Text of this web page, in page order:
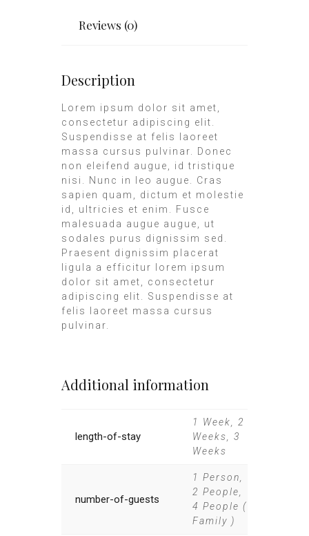
Reviews (0)
Description
Lorem ipsum dolor sit amet,
consectetur adipiscing elit.
Suspendisse at felis laoreet
massa cursus pulvinar. Donec
non eleifend augue, id tristique
nisi. Nunc in leo augue. Cras
sapien quam, dictum et molestie
id, ultricies et enim. Fusce
malesuada augue augue, ut
sodales purus dignissim sed.
Praesent dignissim placerat
ligula a efficitur lorem ipsum
dolor sit amet, consectetur
adipiscing elit. Suspendisse at
felis laoreet massa cursus
pulvinar.
Additional information
length-of-stay
1 Week, 2
Weeks, 3
Weeks
number-of-guests
1 Person,
2 People,
4 People (
Family )